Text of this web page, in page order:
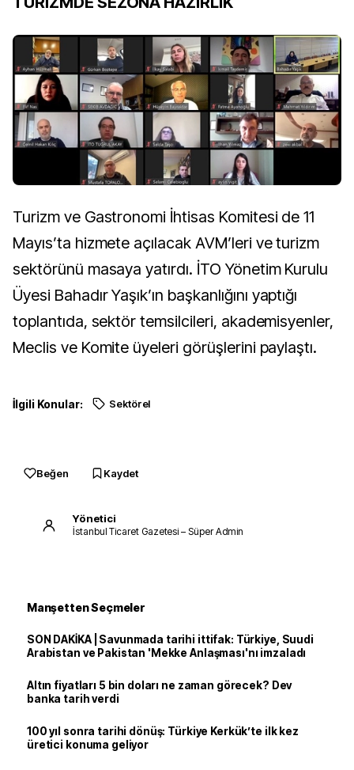
Turizm ve Gastronomi İhtisas Komitesi de 11
Mayıs’ta hizmete açılacak AVM’leri ve turizm
sektörünü masaya yatırdı. İTO Yönetim Kurulu
Üyesi Bahadır Yaşık’ın başkanlığını yaptığı
toplantıda, sektör temsilcileri, akademisyenler,
Meclis ve Komite üyeleri görüşlerini paylaştı.
İlgili Konular: Sektörel
Beğen Kaydet
Yönetici
İstanbul Ticaret Gazetesi – Süper Admin
Manşetten Seçmeler
SON DAKİKA | Savunmada tarihi ittifak: Türkiye, Suudi
Arabistan ve Pakistan 'Mekke Anlaşması'nı imzaladı
Altın fiyatları 5 bin doları ne zaman görecek? Dev
banka tarih verdi
100 yıl sonra tarihi dönüş: Türkiye Kerkük’te ilk kez
üretici konuma geliyor